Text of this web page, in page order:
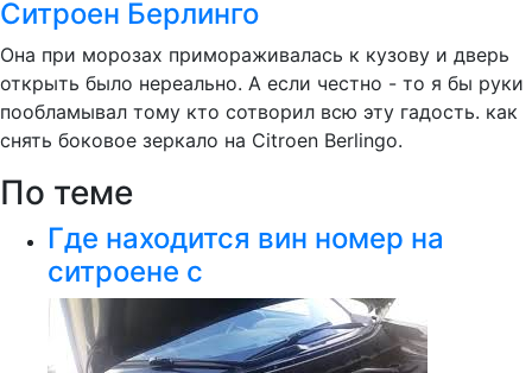
Ситроен Берлинго
Она при морозах примораживалась к кузову и дверь
открыть было нереально. А если честно - то я бы руки
пообламывал тому кто сотворил всю эту гадость. как
снять боковое зеркало на Citroen Berlingo.
По теме
Где находится вин номер на
ситроене с